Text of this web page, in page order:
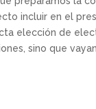
incluir en el
elección de
sino que